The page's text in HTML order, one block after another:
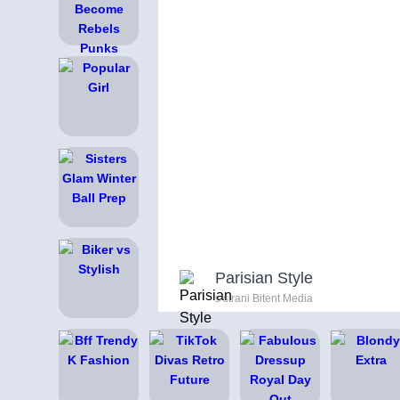
Parisian Style
s strani Bitent Media